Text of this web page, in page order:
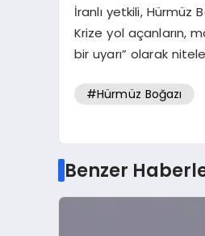
İranlı yetkili, Hürmüz
Krize yol açanların,
bir uyarı” olarak
#Hürmüz Boğazı
Benzer